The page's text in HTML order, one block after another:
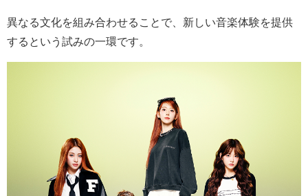
異なる文化を組み合わせることで、新しい音楽体験を提供
するという試みの一環です。